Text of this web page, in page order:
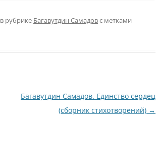
в рубрике Багавутдин Самадовс метками
Багавутдин Самадов. Единство сердец
(сборник стихотворений) →